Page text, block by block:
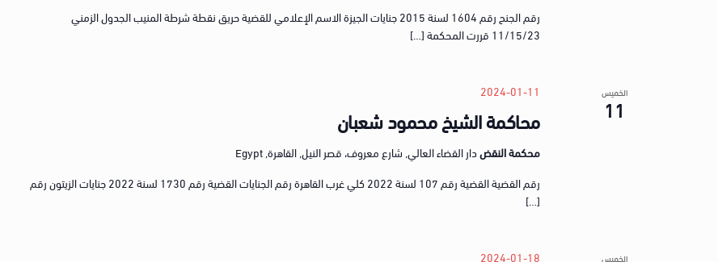
رقم الجنح رقم 1604 لسنة 2015 جنايات الجيزة الاسم الإعلامي للقضية حريق نقطة شرطة المنيب الجدول الزمني
11/15/23 قررت المحكمة […]
الخميس
11 محاكمة الشيخ محمود شعبان
2024-01-11
محكمة النقضدار القضاء العالي, شارع معروف، قصر النيل, القاهرة, Egypt
رقم القضية القضية رقم 107 لسنة 2022 كلي غرب القاهرة رقم الجنايات القضية رقم 1730 لسنة 2022 جنايات الزيتون رقم
[…]
الخميس 2024-01-18